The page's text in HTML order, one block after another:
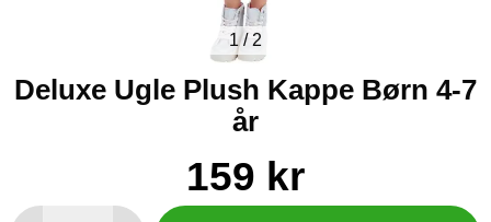
1/ 2
Deluxe Ugle Plush Kappe Børn 4-7
år
Køb dette produkt Deluxe Ugle Plush Kappe Børn 4-7 år
pris
159 kr